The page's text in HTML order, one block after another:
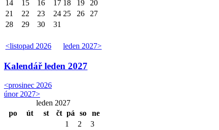
<listopad 2026 leden 2027>
14
15 16 17 18 19
20
21
22 23 24 25 26
27
28
29 30 31
Kalendář leden 2027
<prosinec 2026
únor 2027>
leden 2027
po
út st čt pá so ne
1 2
3